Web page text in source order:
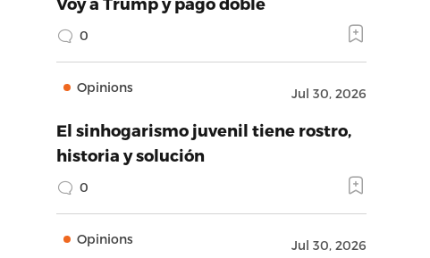
0
Opinions Jul 30, 2026
El sinhogarismo juvenil tiene rostro,
historia y solución
0
Opinions Jul 30, 2026